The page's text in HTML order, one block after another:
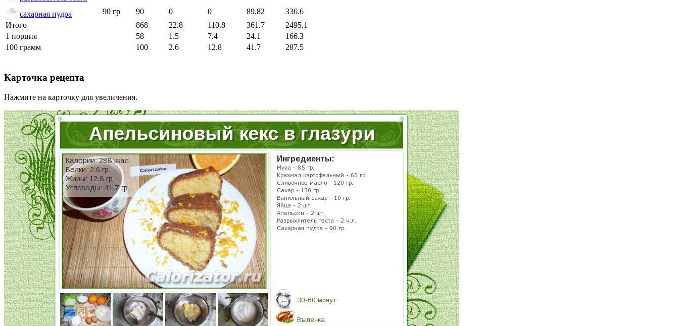
сахарная пудра 90 гр 90 0 0 89.82
336.6
Итого
868 22.8 110.8 361.7
2495.1
1 порция
58 1.5 7.4 24.1
166.3
100 грамм
100 2.6 12.8 41.7 287.5
Карточка рецепта
Нажмите на карточку для увеличения.